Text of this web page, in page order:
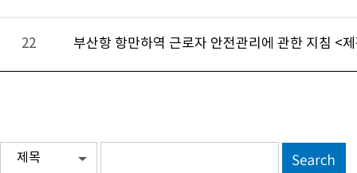
22 부산항 항만하역 근로자 안전관리에 관한 지침 <
제목